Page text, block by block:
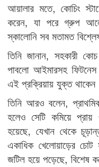
আয়ালার মতে, কোচিং
করেন, যা পরে গ্রুপ
স্কালোনি সব মতামত
তিনি জানান, সহকারী
পাবলো আইমারসহ ফিটনেস
এই প্রক্রিয়ায় যুক্ত
তিনি আরও বলেন,
হলেও সেটি কমিয়ে
হয়েছে, যেখান থেকে
একাধিক খেলোয়াড়ের
জটিল হয়ে পড়েছে, বিশেষ